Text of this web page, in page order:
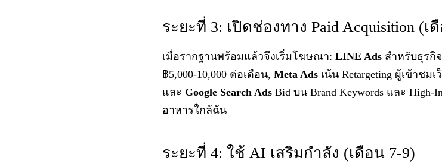
ระยะที่ 3: เปิดช่องทาง Paid Acquisition (เ
เมื่อรากฐานพร้อมแล้วจึงเริ่มโฆษณา: LINE Ads สำหรับธุรกิ
฿5,000-10,000 ต่อเดือน, Meta Ads เน้น Retargeting ผู้เข้าชม
และ Google Search Ads Bid บน Brand Keywords และ
อาหารใกล้ฉัน
ระยะที่ 4: ใช้ AI เสริมกำลัง (เดือน 7-9)